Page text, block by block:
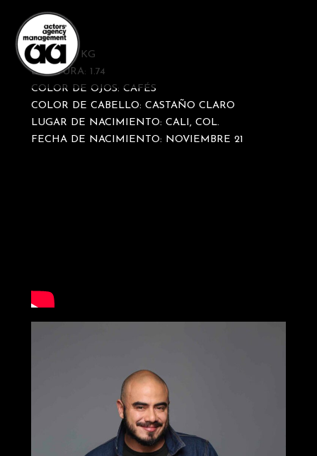
contenido
PESO: 80 KG
ESTATURA: 1.74
COLOR DE OJOS: CAFÉS
COLOR DE CABELLO: CASTAÑO CLARO
LUGAR DE NACIMIENTO: CALI, COL.
FECHA DE NACIMIENTO: NOVIEMBRE 21